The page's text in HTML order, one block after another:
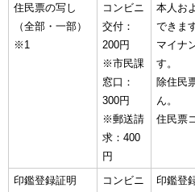
住民票の写し
（全部・一部）
※1
コンビニ
交付：
200円
※市民課
窓口：
300円
※郵送請
求：400
円
本人お
できま
マイナ
す。
除住民
ん。
住民票
印鑑登録証明
コンビニ
印鑑登